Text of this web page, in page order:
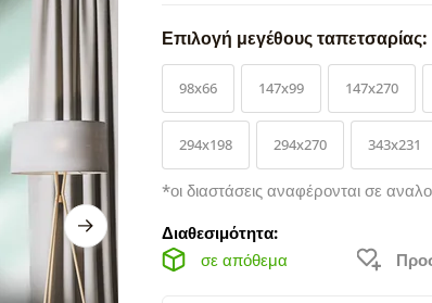
Επιλογή μεγέθους ταπετσαρίας:
98x66 147x99 147x270
294x198 294x270 343x231
*οι διαστάσεις αναφέρονται σε
Διαθεσιμότητα:
σε απόθεμα